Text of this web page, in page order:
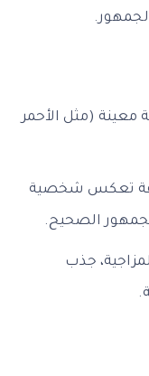
معينة (مثل الأحمر
تعكس شخصية
الصحيح.
جذب